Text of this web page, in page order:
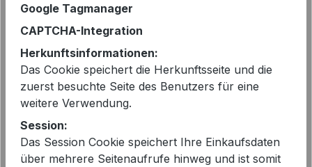
Größeauswählen
40
42 44
Produkt Anzahl: Gib den
Google Tagmanager
CAPTCHA-Integration
Herkunftsinformationen:
Das Cookie speichert die Herkunftsseite und die
zuerst besuchte Seite des Benutzers für eine
weitere Verwendung.
Session:
Das Session Cookie speichert Ihre Einkaufsdaten
über mehrere Seitenaufrufe hinweg und ist somit